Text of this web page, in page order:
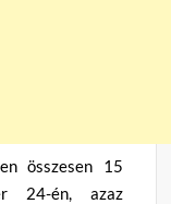
összesen 15
24-én, azaz